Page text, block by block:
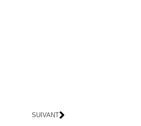
SUIVANT